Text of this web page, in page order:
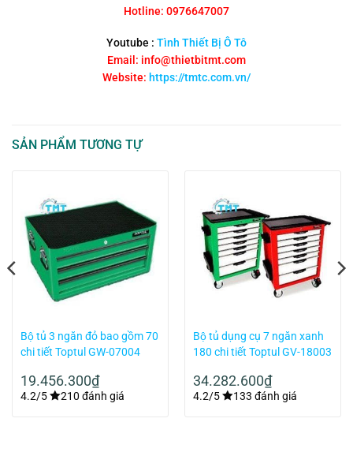
Hotline: 0976647007
Youtube : Tình Thiết Bị Ô Tô
Email: info@thietbitmt.com
Website: https://tmtc.com.vn/
SẢN PHẨM TƯƠNG TỰ
Bộ tủ 3 ngăn đỏ bao gồm 70
chi tiết Toptul GW-07004
19.456.300₫
4.2/5 210 đánh giá
Bộ tủ dụng cụ 7 ngăn xanh
180 chi tiết Toptul GV-18003
34.282.600₫
4.2/5 133 đánh giá